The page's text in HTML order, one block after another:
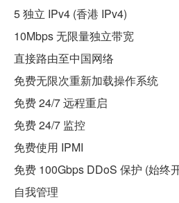
5 独立 IPv4 (香港 IPv4)
10Mbps 无限量独立带宽
直接路由至中国网络
免费无限次重新加载操作系统
免费 24/7 远程重启
免费 24/7 监控
免费使用 IPMI
免费 100Gbps DDoS 保护 (始终
自我管理